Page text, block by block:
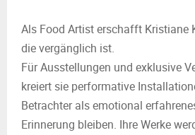
N
U
Als Food Artist erschafft Kristiane
die vergänglich ist.
Für Ausstellungen und exklusive
kreiert sie performative
Betrachter als emotional
Erinnerung bleiben. Ihre Werke